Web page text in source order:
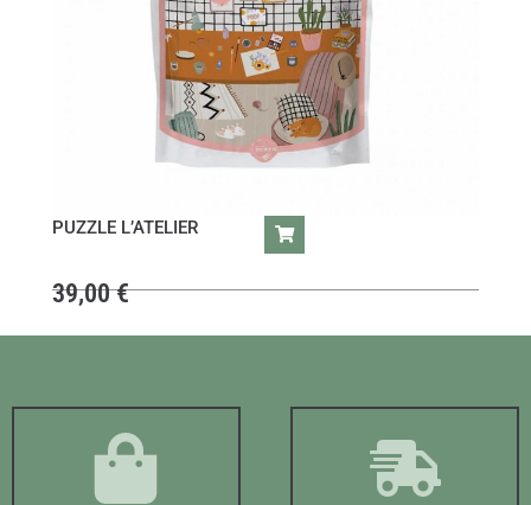
PUZZLE L’ATELIER
39,00€